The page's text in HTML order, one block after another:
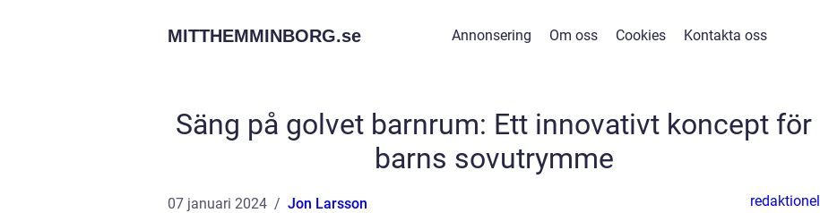
MITTHEMMINBORG.se Annonsering Om oss Cookies Kontakta oss
Säng på golvet barnrum: Ett innovativt koncept för
barns sovutrymme
07 januari 2024 Jon Larsson redaktionel